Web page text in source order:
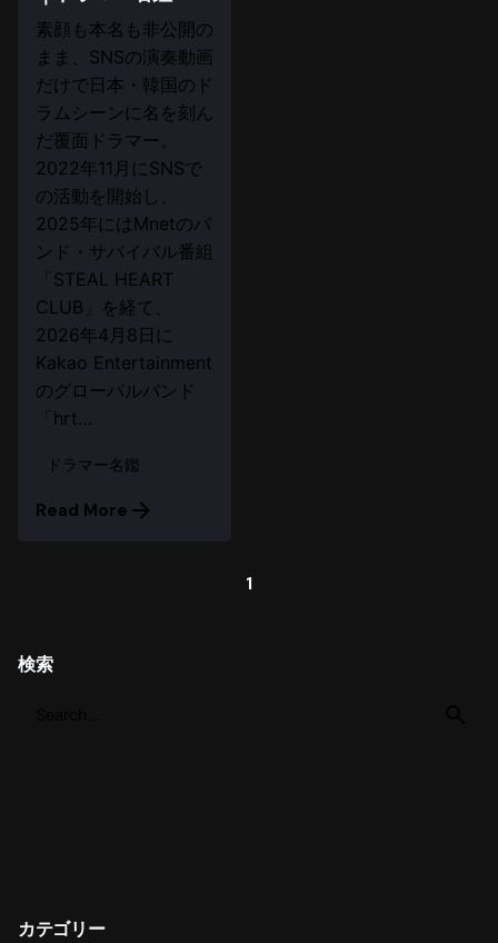
素顔も本名も非公開の
まま、SNSの演奏動画
だけで日本・韓国のド
ラムシーンに名を刻ん
だ覆面ドラマー。
2022年11月にSNSで
の活動を開始し、
2025年にはMnetのバ
ンド・サバイバル番組
「STEAL HEART
CLUB」を経て、
2026年4月8日に
Kakao Entertainment
のグローバルバンド
「hrt…
ドラマー名鑑
Read More
1
検索
カテゴリー